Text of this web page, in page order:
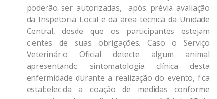
poderão ser autorizadas, após prévia avaliação
da Inspetoria Local e da área técnica da Unidade
Central, desde que os participantes estejam
cientes de suas obrigações. Caso o Serviço
Veterinário Oficial detecte algum animal
apresentando sintomatologia clínica desta
enfermidade durante a realização do evento, fica
estabelecida a doação de medidas conforme